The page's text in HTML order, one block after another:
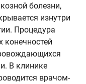
болезни,
изнутри
Процедура
конечностей
В клинике
врачом-